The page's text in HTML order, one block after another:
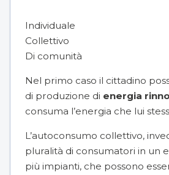
Individuale
Collettivo
Di comunità
Nel primo caso il cittadino
di produzione di energia
consuma l’energia che lui
L’autoconsumo collettivo,
pluralità di consumatori in un
più impianti, che possono